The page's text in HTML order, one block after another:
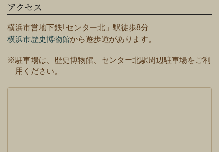
アクセス
横浜市営地下鉄｢センター北」駅徒歩8分
横浜市歴史博物館から遊歩道があります。
※駐車場は、歴史博物館、センター北駅周辺駐車場をご利
用ください。